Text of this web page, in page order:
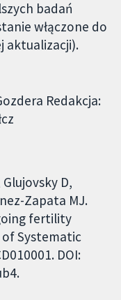
badań
włączone do
aktualizacji).
Redakcja:
D,
Zapata MJ.
fertility
Systematic
DOI: